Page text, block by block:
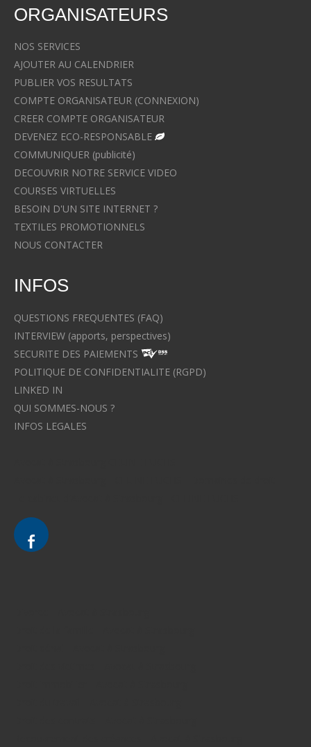
ORGANISATEURS
NOS SERVICES
AJOUTER AU CALENDRIER
PUBLIER VOS RESULTATS
COMPTE ORGANISATEUR (CONNEXION)
CREER COMPTE ORGANISATEUR
DEVENEZ ECO-RESPONSABLE
COMMUNIQUER (publicité)
DECOUVRIR NOTRE SERVICE VIDEO
COURSES VIRTUELLES
BESOIN D'UN SITE INTERNET ?
TEXTILES PROMOTIONNELS
NOUS CONTACTER
INFOS
QUESTIONS FREQUENTES (FAQ)
INTERVIEW (apports, perspectives)
SECURITE DES PAIEMENTS
POLITIQUE DE CONFIDENTIALITE (RGPD)
LINKED IN
QUI SOMMES-NOUS ?
INFOS LEGALES